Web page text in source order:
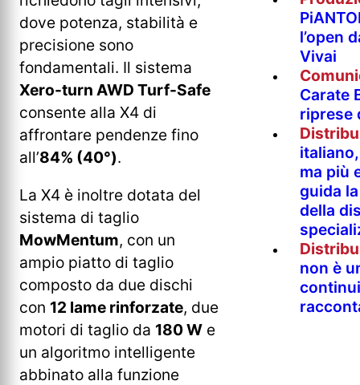
dove potenza, stabilità e
precisione sono
fondamentali. Il sistema
Xero-turn AWD Turf-Safe
consente alla X4 di
affrontare pendenze fino
all’84% (40°).
La X4 è inoltre dotata del
sistema di taglio
MowMentum, con un
ampio piatto di taglio
composto da due dischi
con 12 lame rinforzate, due
motori di taglio da 180 W e
un algoritmo intelligente
abbinato alla funzione
l’open
Vivai
Carate
riprese
ma più
guida
della
non è